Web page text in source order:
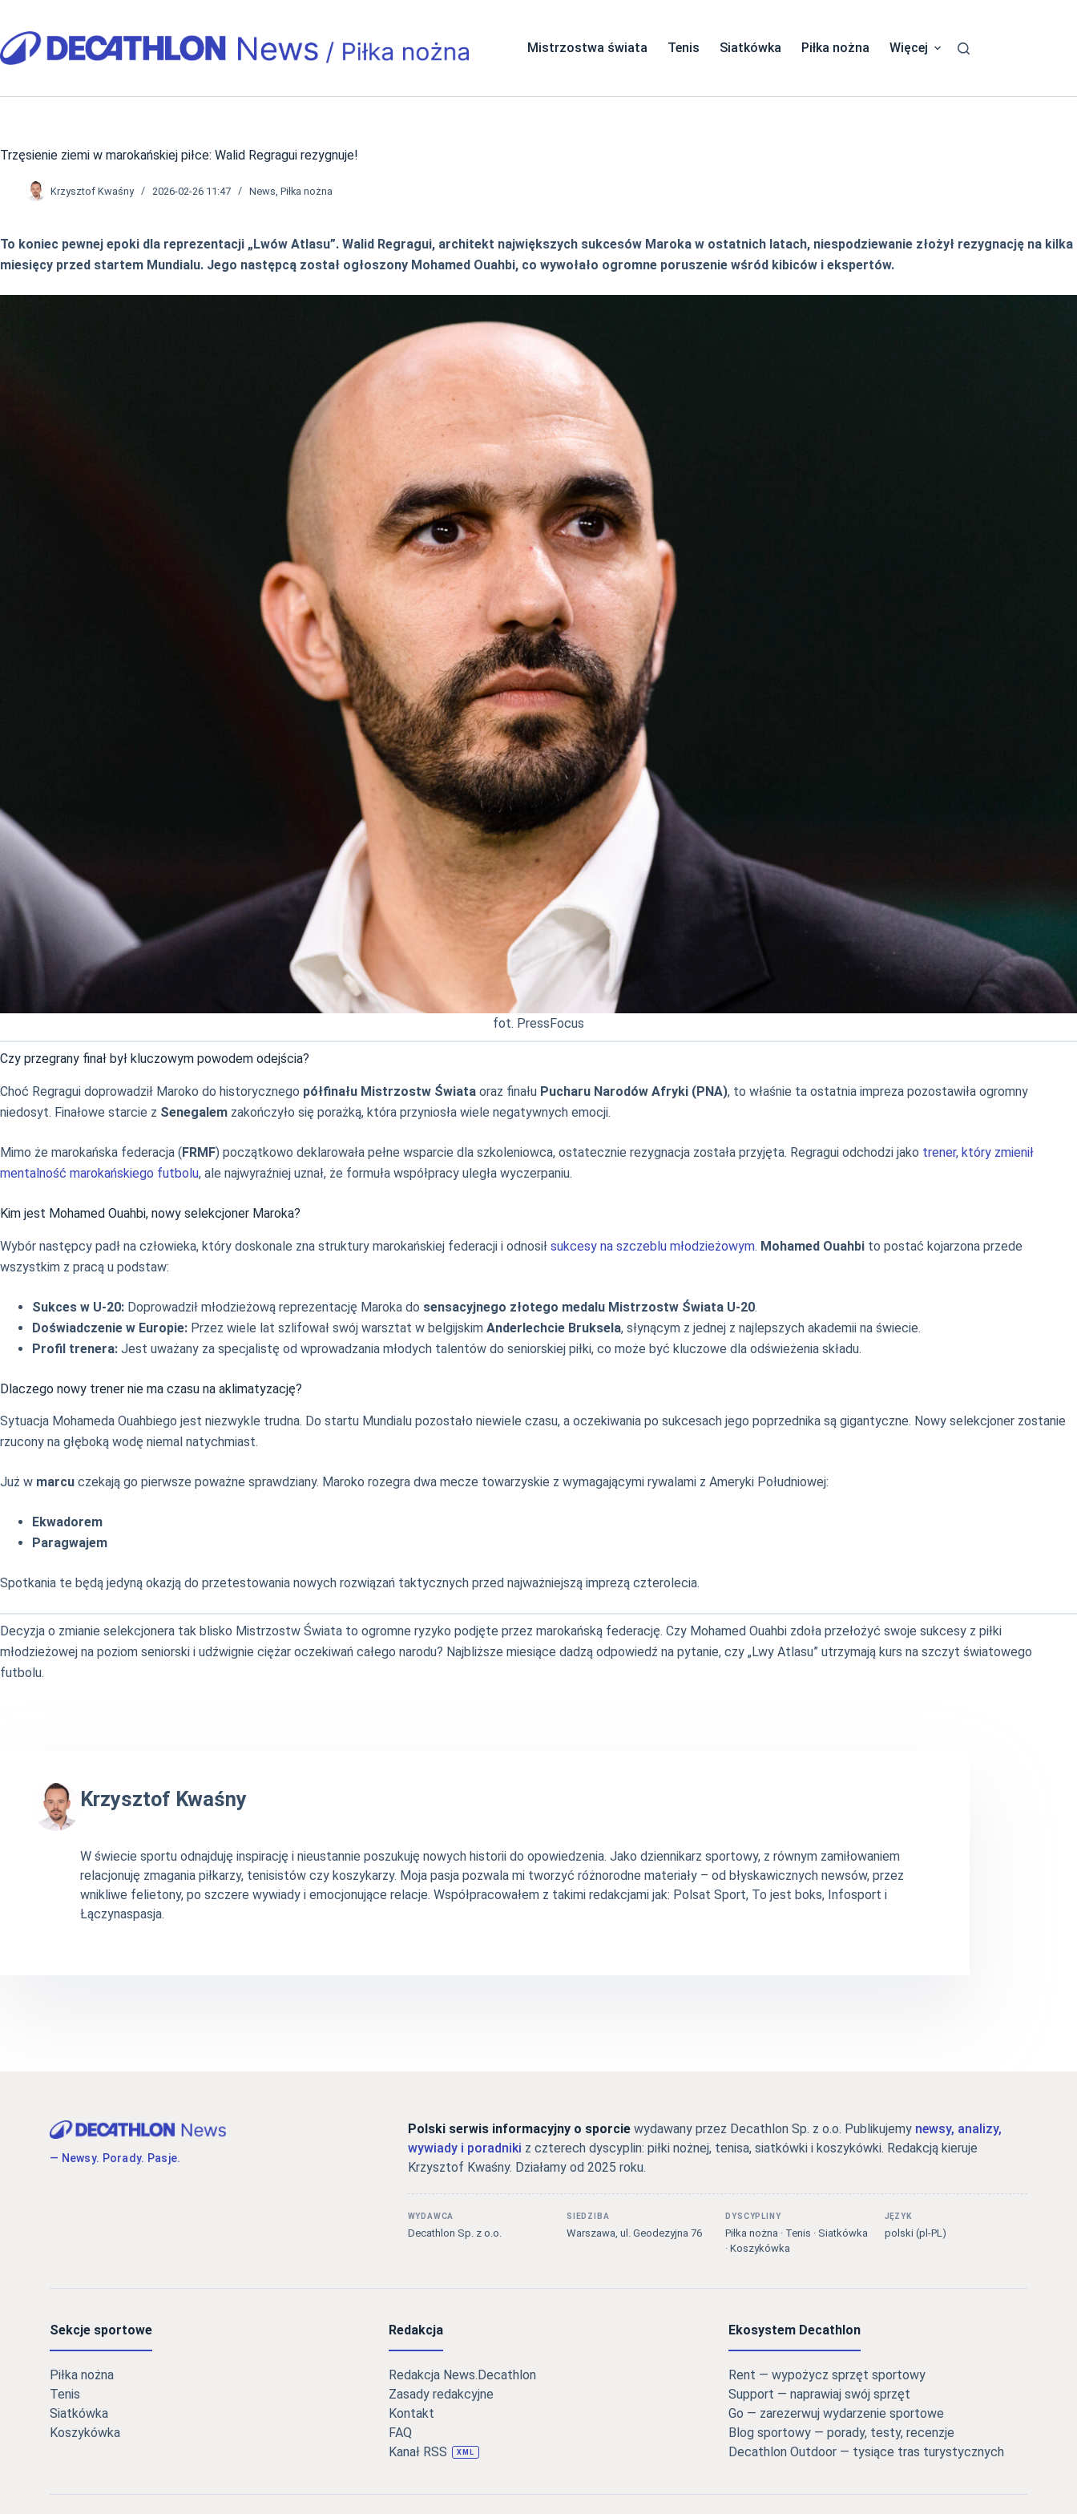
treści
Mistrzostwa świata Tenis Siatkówka Piłka nożna Więcej
Trzęsienie ziemi w marokańskiej piłce: Walid Regragui rezygnuje!
Krzysztof Kwaśny 2026-02-26 11:47 News ,Piłka nożna
To koniec pewnej epoki dla reprezentacji „Lwów Atlasu”. Walid Regragui, architekt największych sukcesów Maroka w ostatnich latach, niespodziewanie złożył rezygnację na kilka
miesięcy przed startem Mundialu. Jego następcą został ogłoszony Mohamed Ouahbi, co wywołało ogromne poruszenie wśród kibiców i ekspertów.
fot. PressFocus
Czy przegrany finał był kluczowym powodem odejścia?
Choć Regragui doprowadził Maroko do historycznego półfinału Mistrzostw Świata oraz finału Pucharu Narodów Afryki (PNA), to właśnie ta ostatnia impreza pozostawiła ogromny
niedosyt. Finałowe starcie z Senegalem zakończyło się porażką, która przyniosła wiele negatywnych emocji.
Mimo że marokańska federacja (FRMF) początkowo deklarowała pełne wsparcie dla szkoleniowca, ostatecznie rezygnacja została przyjęta. Regragui odchodzi jako trener, który zmienił
mentalność marokańskiego futbolu, ale najwyraźniej uznał, że formuła współpracy uległa wyczerpaniu.
Kim jest Mohamed Ouahbi, nowy selekcjoner Maroka?
Wybór następcy padł na człowieka, który doskonale zna struktury marokańskiej federacji i odnosił sukcesy na szczeblu młodzieżowym. Mohamed Ouahbi to postać kojarzona przede
wszystkim z pracą u podstaw:
Sukces w U-20: Doprowadził młodzieżową reprezentację Maroka do sensacyjnego złotego medalu Mistrzostw Świata U-20.
Doświadczenie w Europie: Przez wiele lat szlifował swój warsztat w belgijskim Anderlechcie Bruksela, słynącym z jednej z najlepszych akademii na świecie.
Profil trenera: Jest uważany za specjalistę od wprowadzania młodych talentów do seniorskiej piłki, co może być kluczowe dla odświeżenia składu.
Dlaczego nowy trener nie ma czasu na aklimatyzację?
Sytuacja Mohameda Ouahbiego jest niezwykle trudna. Do startu Mundialu pozostało niewiele czasu, a oczekiwania po sukcesach jego poprzednika są gigantyczne. Nowy selekcjoner zostanie
rzucony na głęboką wodę niemal natychmiast.
Już w marcu czekają go pierwsze poważne sprawdziany. Maroko rozegra dwa mecze towarzyskie z wymagającymi rywalami z Ameryki Południowej:
Ekwadorem
Paragwajem
Spotkania te będą jedyną okazją do przetestowania nowych rozwiązań taktycznych przed najważniejszą imprezą czterolecia.
Decyzja o zmianie selekcjonera tak blisko Mistrzostw Świata to ogromne ryzyko podjęte przez marokańską federację. Czy Mohamed Ouahbi zdoła przełożyć swoje sukcesy z piłki
młodzieżowej na poziom seniorski i udźwignie ciężar oczekiwań całego narodu? Najbliższe miesiące dadzą odpowiedź na pytanie, czy „Lwy Atlasu” utrzymają kurs na szczyt światowego
futbolu.
Krzysztof Kwaśny
W świecie sportu odnajduję inspirację i nieustannie poszukuję nowych historii do opowiedzenia. Jako dziennikarz sportowy, z równym zamiłowaniem
relacjonuję zmagania piłkarzy, tenisistów czy koszykarzy. Moja pasja pozwala mi tworzyć różnorodne materiały – od błyskawicznych newsów, przez
wnikliwe felietony, po szczere wywiady i emocjonujące relacje. Współpracowałem z takimi redakcjami jak: Polsat Sport, To jest boks, Infosport i
Łączynaspasja.
— Newsy. Porady. Pasje.
Polski serwis informacyjny o sporciewydawany przez Decathlon Sp. z o.o. Publikujemy newsy, analizy,
wywiady i poradniki z czterech dyscyplin: piłki nożnej, tenisa, siatkówki i koszykówki. Redakcją kieruje
Krzysztof Kwaśny. Działamy od 2025 roku.
WYDAWCA
Decathlon Sp. z o.o.
SIEDZIBA
Warszawa, ul. Geodezyjna 76
DYSCYPLINY
Piłka nożna · Tenis · Siatkówka
· Koszykówka
JĘZYK
polski (pl-PL)
Sekcje sportowe
Piłka nożna
Tenis
Siatkówka
Koszykówka
Redakcja
Redakcja News.Decathlon
Zasady redakcyjne
Kontakt
FAQ
Kanał RSS
XML
Ekosystem Decathlon
Rent — wypożycz sprzęt sportowy
Support — naprawiaj swój sprzęt
Go — zarezerwuj wydarzenie sportowe
Blog sportowy — porady, testy, recenzje
Decathlon Outdoor — tysiące tras turystycznych